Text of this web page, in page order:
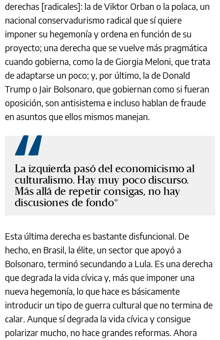
derechas [radicales]: la de Viktor Orban o la polaca, un
nacional conservadurismo radical que sí quiere
imponer su hegemonía y ordena en función de su
proyecto; una derecha que se vuelve más pragmática
cuando gobierna, como la de Giorgia Meloni, que trata
de adaptarse un poco; y, por último, la de Donald
Trump o Jair Bolsonaro, que gobiernan como si fueran
oposición, son antisistema e incluso hablan de fraude
en asuntos que ellos mismos manejan.
La izquierda pasó del economicismo al
culturalismo. Hay muy poco discurso.
Más allá de repetir consigas, no hay
discusiones de fondo
Esta última derecha es bastante disfuncional. De
hecho, en Brasil, la élite, un sector que apoyó a
Bolsonaro, terminó secundando a Lula. Es una derecha
que degrada la vida cívica y, más que imponer una
nueva hegemonía, lo que hace es básicamente
introducir un tipo de guerra cultural que no termina de
calar. Aunque sí degrada la vida cívica y consigue
polarizar mucho, no hace grandes reformas. Ahora